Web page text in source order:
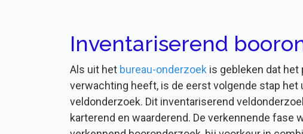
Inventariserend
Als uit het bureau-onderzoek is gebleken dat
verwachting heeft, is de eerst volgende stap het
veldonderzoek. Dit inventariserend
karterend en waarderend. De verkennende fase